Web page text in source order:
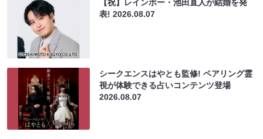
【祝】レインボー・池田直人が結婚を発
表!2026.08.07
シークエンスはやとも監修! ペアリング霊
視が体験できる占いコンテンツ登場
2026.08.07